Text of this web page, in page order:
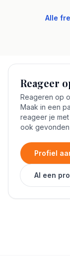
Alle
Reageer
Reageren op
Maak in een
reageer je
ook
Profiel
Al een